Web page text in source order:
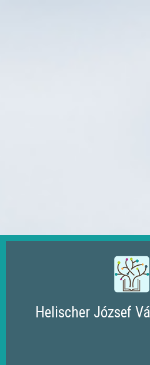
Helischer József